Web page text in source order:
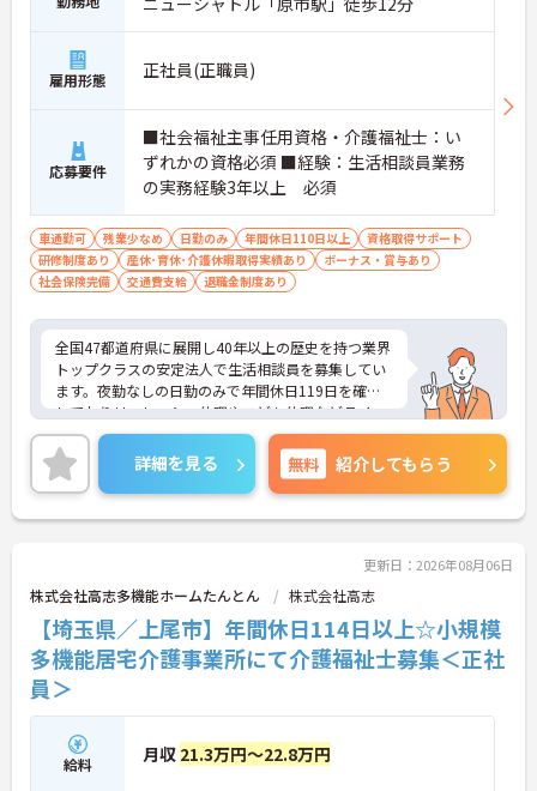
雇用形態 正社員(正職員)
応募要件
■社会福祉主事任用資格・介護福祉士：い
ずれかの資格必須 ■経験：生活相談員業務
の実務経験3年以上 必須
車通勤可 残業少なめ 日勤のみ 年間休日110日以上
資格取得サポート
研修制度あり
産休･育休･介護休暇取得実績あり
ボーナス・賞与あり
社会保険完備
交通費支給 退職金制度あり
全国47都道府県に展開し40年以上の歴史を持つ業界
トップクラスの安定法人で生活相談員を募集してい
ます。夜勤なしの日勤のみで年間休日119日を確保
しておりリフレッシュ休暇やこども休暇などライフ
ステージに合わせた働き方が可能です。処遇改善手
当の全額還元や実績最大105万円の賞与に加え配偶
者1万円などの手厚い扶養手当をご用意しています。
独自の福利厚生制度によるお祝い金や宿泊費補助な
どスタッフの生活を支える制度も充実しています。
らのびのびと働ける風通しの良い職場です。階層別
研修や資格取得支援制度が整っているため有資格者
の方がこれまでのご経験を活かしながら将来の管理
職やスペシャリストへと着実にキャリアアップを目
指せるやりがいのある環境です。
★おすすめPOINT★
【ワークライフバランスの充実】
・夜勤なしの日勤のみで年間休日119日を確保 ・リ
フレッシュ休暇やこども休暇など特別休暇が充実
・産休育休や産後パパ育休制度など子育て支援体制
詳細を見る 無料 紹介してもらう
更新日：2026年08月06日
株式会社高志多機能ホームたんとん 株式会社高志
【埼玉県／上尾市】年間休日114日以上☆小規模
多機能居宅介護事業所にて介護福祉士募集＜正社
員＞
給料 月収 21.3万円～22.8万円